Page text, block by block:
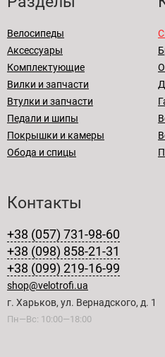
Велосипеды
Аксессуары
Комплектующие
Вилки и запчасти
Втулки и запчасти
Педали и шипы
Покрышки и камеры
Обода и спицы
Контакты
+38 (057) 731-98-60
+38 (098) 858-21-31
+38 (099) 219-16-99
shop@velotrofi.ua
г. Харьков, ул. Вернадского, д. 1
Пн—Вс: 10:00—18:00